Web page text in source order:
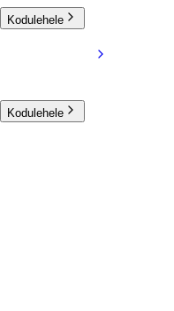
Kodulehele
Kodulehele